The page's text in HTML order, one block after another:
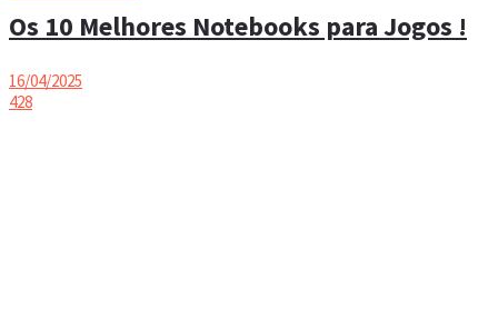
Os 10 Melhores Notebooks para Jogos !
16/04/2025
428